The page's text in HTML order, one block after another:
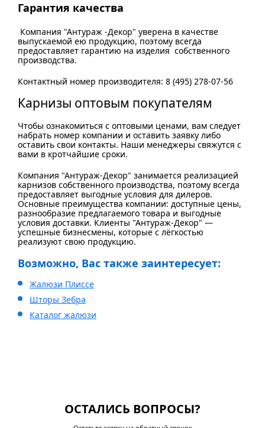
Гарантия качества
Компания "Антураж -Декор" уверена в качестве
выпускаемой ею продукцию, поэтому всегда
предоставляет гарантию на изделия собственного
производства.
Контактный номер производителя: 8 (495) 278-07-56
Карнизы оптовым покупателям
Чтобы ознакомиться с оптовыми ценами, вам следует
набрать номер компании и оставить заявку либо
оставить свои контакты. Наши менеджеры свяжутся с
вами в кротчайшие сроки.
Компания "Антураж-Декор" занимается реализацией
карнизов собственного производства, поэтому всегда
предоставляет выгодные условия для дилеров.
Основные преимущества компании: доступные цены,
разнообразие предлагаемого товара и выгодные
условия доставки. Клиенты "Антураж-Декор" —
успешные бизнесмены, которые с лёгкостью
реализуют свою продукцию.
Возможно, Вас также заинтересует:
Жалюзи Плиссе
Шторы Зебра
Каталог жалюзи
ОСТАЛИСЬ ВОПРОСЫ?